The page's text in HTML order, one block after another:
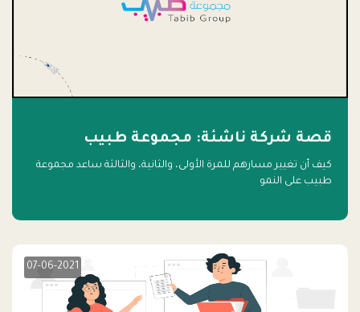
قصة شركة ناشئة: مجموعة طبيب
كيف أن تغيير مسارهم للمرة الأولى، والثانية، والثالثة ساعد مجموعة
طبيب على النمو
07-06-2021